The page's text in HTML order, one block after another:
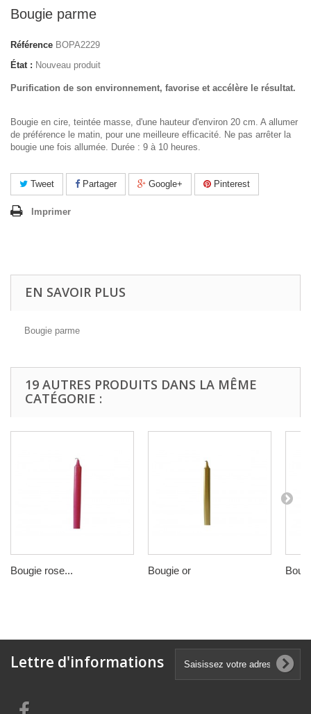
Bougie parme
Référence BOPA2229
État : Nouveau produit
Purification de son environnement, favorise et accélère le résultat.
Bougie en cire, teintée masse, d'une hauteur d'environ 20 cm. A allumer
de préférence le matin, pour une meilleure efficacité. Ne pas arrêter la
bougie une fois allumée. Durée : 9 à 10 heures.
Tweet Partager Google+ Pinterest
Imprimer
EN SAVOIR PLUS
Bougie parme
19 AUTRES PRODUITS DANS LA MÊME
CATÉGORIE :
Bougie rose... Bougie or
Lettre d'informations